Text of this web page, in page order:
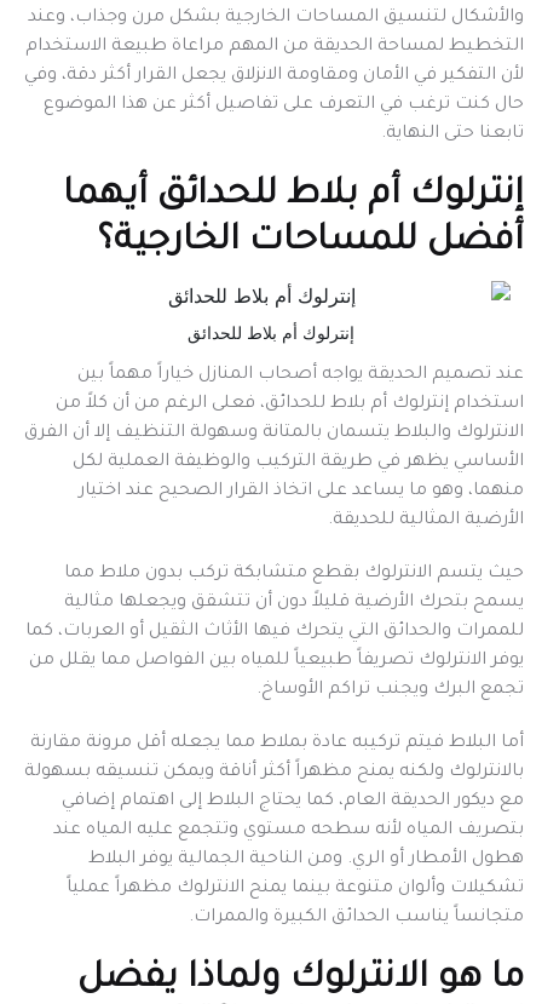
والأشكال لتنسيق المساحات الخارجية بشكل مرن وجذاب، وعند
التخطيط لمساحة الحديقة من المهم مراعاة طبيعة الاستخدام
لأن التفكير في الأمان ومقاومة الانزلاق يجعل القرار أكثر دقة، وفي
حال كنت ترغب في التعرف على تفاصيل أكثر عن هذا الموضوع
تابعنا حتى النهاية.
إنترلوك أم بلاط للحدائق أيهما
أفضل للمساحات الخارجية؟
إنترلوك أم بلاط للحدائق
عند تصميم الحديقة يواجه أصحاب المنازل خياراً مهماً بين
استخدام إنترلوك أم بلاط للحدائق، فعلى الرغم من أن كلاً من
الانترلوك والبلاط يتسمان بالمتانة وسهولة التنظيف إلا أن الفرق
الأساسي يظهر في طريقة التركيب والوظيفة العملية لكل
منهما، وهو ما يساعد على اتخاذ القرار الصحيح عند اختيار
الأرضية المثالية للحديقة.
حيث يتسم الانترلوك بقطع متشابكة تركب بدون ملاط مما
يسمح بتحرك الأرضية قليلاً دون أن تتشقق ويجعلها مثالية
للممرات والحدائق التي يتحرك فيها الأثاث الثقيل أو العربات، كما
يوفر الانترلوك تصريفاً طبيعياً للمياه بين الفواصل مما يقلل من
تجمع البرك ويجنب تراكم الأوساخ.
أما البلاط فيتم تركيبه عادة بملاط مما يجعله أقل مرونة مقارنة
بالانترلوك ولكنه يمنح مظهراً أكثر أناقة ويمكن تنسيقه بسهولة
مع ديكور الحديقة العام، كما يحتاج البلاط إلى اهتمام إضافي
بتصريف المياه لأنه سطحه مستوي وتتجمع عليه المياه عند
هطول الأمطار أو الري. ومن الناحية الجمالية يوفر البلاط
تشكيلات وألوان متنوعة بينما يمنح الانترلوك مظهراً عملياً
متجانساً يناسب الحدائق الكبيرة والممرات.
ما هو الانترلوك ولماذا يفضل